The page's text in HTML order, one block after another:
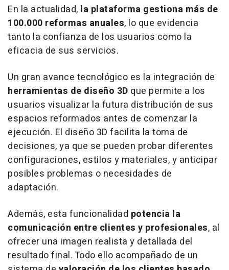
En la actualidad, la plataforma gestiona más de
100.000 reformas anuales, lo que evidencia
tanto la confianza de los usuarios como la
eficacia de sus servicios.
Un gran avance tecnológico es la integración de
herramientas de diseño 3D que permite a los
usuarios visualizar la futura distribución de sus
espacios reformados antes de comenzar la
ejecución. El diseño 3D facilita la toma de
decisiones, ya que se pueden probar diferentes
configuraciones, estilos y materiales, y anticipar
posibles problemas o necesidades de
adaptación.
Además, esta funcionalidad potencia la
comunicación entre clientes y profesionales, al
ofrecer una imagen realista y detallada del
resultado final. Todo ello acompañado de un